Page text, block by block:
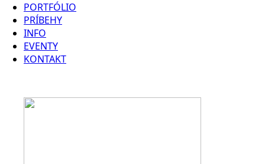
PORTFÓLIO
PRÍBEHY
INFO
EVENTY
KONTAKT